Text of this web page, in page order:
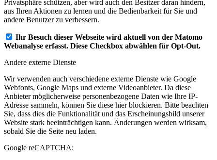
Privatsphäre schützen, aber wird auch den Besitzer daran hindern,
aus Ihren Aktionen zu lernen und die Bedienbarkeit für Sie und
andere Benutzer zu verbessern.
Ihr Besuch dieser Webseite wird aktuell von der Matomo
Webanalyse erfasst. Diese Checkbox abwählen für Opt-Out.
Andere externe Dienste
Wir verwenden auch verschiedene externe Dienste wie Google
Webfonts, Google Maps und externe Videoanbieter. Da diese
Anbieter möglicherweise personenbezogene Daten wie Ihre IP-
Adresse sammeln, können Sie diese hier blockieren. Bitte beachten
Sie, dass dies die Funktionalität und das Erscheinungsbild unserer
Website stark beeinträchtigen kann. Änderungen werden wirksam,
sobald Sie die Seite neu laden.
Google reCAPTCHA: